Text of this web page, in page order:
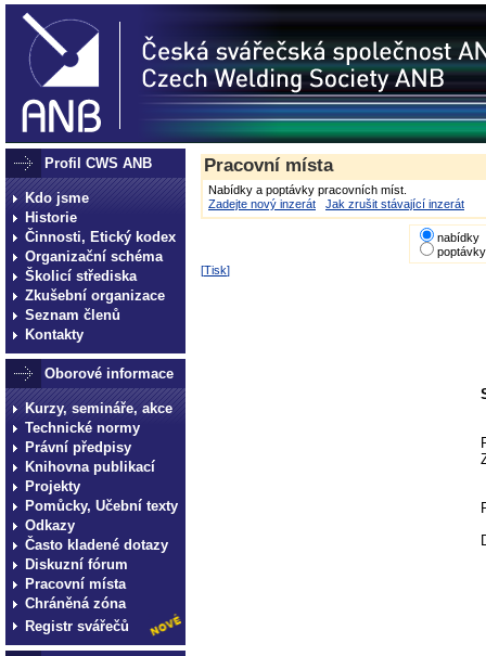
Profil CWS ANB
Kdo jsme
Historie
Činnosti, Etický kodex
Organizační schéma
Školicí střediska
Zkušební organizace
Seznam členů
Kontakty
Oborové informace
Kurzy, semináře, akce
Technické normy
Právní předpisy
Knihovna publikací
Projekty
Pomůcky, Učební texty
Odkazy
Často kladené dotazy
Diskuzní fórum
Pracovní místa
Chráněná zóna
Registr svářečů
Pracovní místa
Nabídky a poptávky pracovních míst.
Zadejte nový inzerát
Jak zrušit stávající inzerát
nabídky
poptávky
[Tisk]